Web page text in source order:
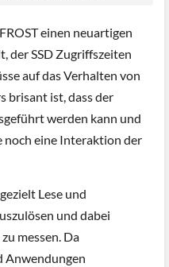
einen neuartigen
der SSD Zugriffszeiten
auf das Verhalten von
brisant ist, dass der
werden kann und
noch eine Interaktion der
Lese und
und dabei
messen. Da
Anwendungen